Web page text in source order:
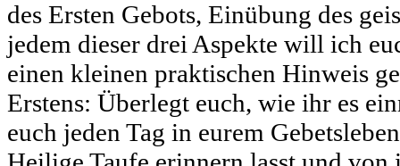
des Ersten Gebots, Einübung des
jedem dieser drei Aspekte will ich
einen kleinen praktischen Hinweis
Erstens: Überlegt euch, wie ihr es
euch jeden Tag in eurem